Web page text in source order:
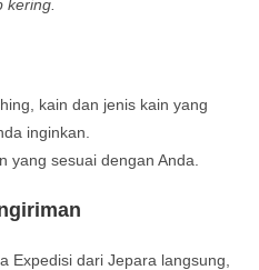
kering.
kain dan jenis kain yang
inginkan.
yang sesuai dengan Anda.
Expedisi dari Jepara langsung,